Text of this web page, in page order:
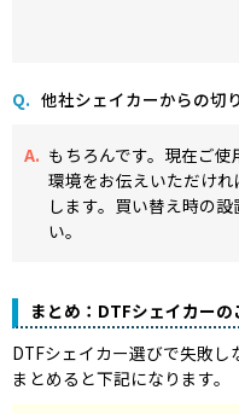
他社シェイカーからの切
もちろんです。現在ご
環境をお伝えいただけ
します。買い替え時の
い。
まとめ：DTFシェイカー
DTFシェイカー選びで失敗
まとめると下記になります。